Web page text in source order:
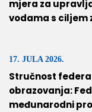
mjera za
vodama s ciljem
17. JULA 2026.
Stručnost
obrazovanja:
međunarodni